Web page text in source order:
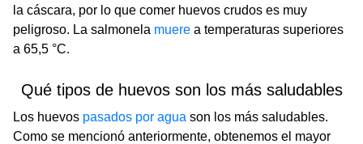
la cáscara, por lo que comer huevos crudos es muy
peligroso. La salmonela muere a temperaturas superiores
a 65,5 °C.
Qué tipos de huevos son los más saludables
Los huevos pasados ​​por agua son los más saludables.
Como se mencionó anteriormente, obtenemos el mayor